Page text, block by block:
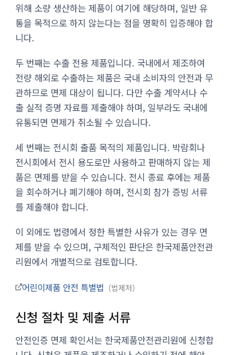
위해 소량 생산하는 제품이 여기에 해당하며, 일반 유
통을 목적으로 하지 않는다는 점을 명확히 입증해야 합
니다.
두 번째는 수출 전용 제품입니다. 국내에서 제조하여
전량 해외로 수출하는 제품은 국내 소비자의 안전과 무
관하므로 면제 대상이 됩니다. 다만 수출 계약서나 수
출 실적 증명 자료를 제출해야 하며, 일부라도 국내에
유통되면 면제가 취소될 수 있습니다.
세 번째는 전시회 출품 목적의 제품입니다. 박람회나
전시회에서 전시 용도로만 사용하고 판매하지 않는 제
품은 면제를 받을 수 있습니다. 전시 종료 후에는 제품
을 회수하거나 폐기해야 하며, 전시회 참가 증빙 서류
를 제출해야 합니다.
이 외에도 법령에서 정한 특별한 사유가 있는 경우 면
제를 받을 수 있으며, 구체적인 판단은 한국제품안전관
리원에서 개별적으로 검토합니다.
어린이제품 안전 특별법 법제처
신청 절차 및 제출 서류
안전인증 면제 확인서는 한국제품안전관리원에 신청합